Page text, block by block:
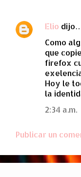
Elio
Como
que
firefox
Hoy le
la
2:34 a.m.
Publicar un